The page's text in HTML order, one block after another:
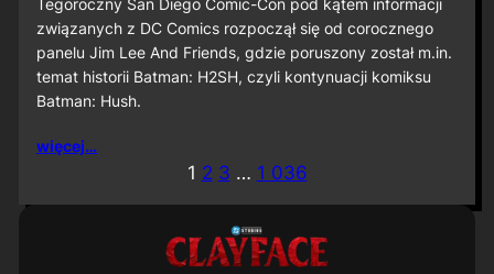
D
C
2
Tegoroczny San Diego Comic-Con pod kątem informacji
związanych z DC Comics rozpoczął się od corocznego
panelu Jim Lee And Friends, gdzie poruszony został m.in.
temat historii Batman: H2SH, czyli kontynuacji komiksu
Batman: Hush.
więcej…
1 2 3 … 1 036